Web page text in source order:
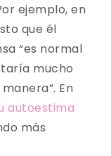
ejemplo, en
que él
“es normal
mucho
En
autoestima
más